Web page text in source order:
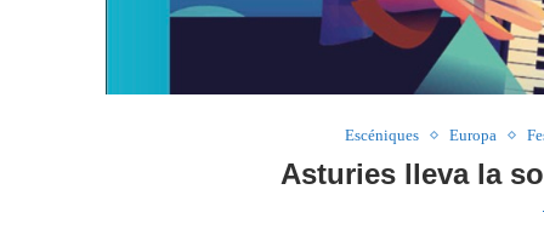
Escéniques Europa
Asturies lleva la